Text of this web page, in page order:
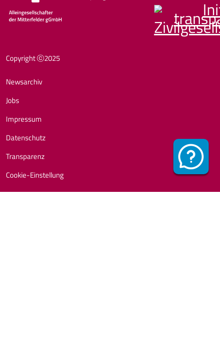
Fußzeile
Copyright ⓒ2025
Newsarchiv
Jobs
Impressum
Datenschutz
Transparenz
Cookie-Einstellung